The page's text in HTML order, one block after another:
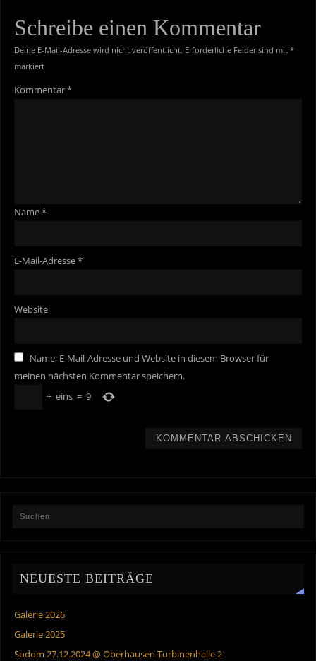
Schreibe einen Kommentar
Deine E-Mail-Adresse wird nicht veröffentlicht. Erforderliche Felder sind mit *
markiert
Kommentar*
Name*
E-Mail-Adresse*
Website
Name, E-Mail-Adresse und Website in diesem Browser für
meinen nächsten Kommentar speichern.
+ eins = 9
NEUESTE BEITRÄGE
Galerie 2026
Galerie 2025
Sodom 27.12.2024 @ Oberhausen Turbinenhalle 2